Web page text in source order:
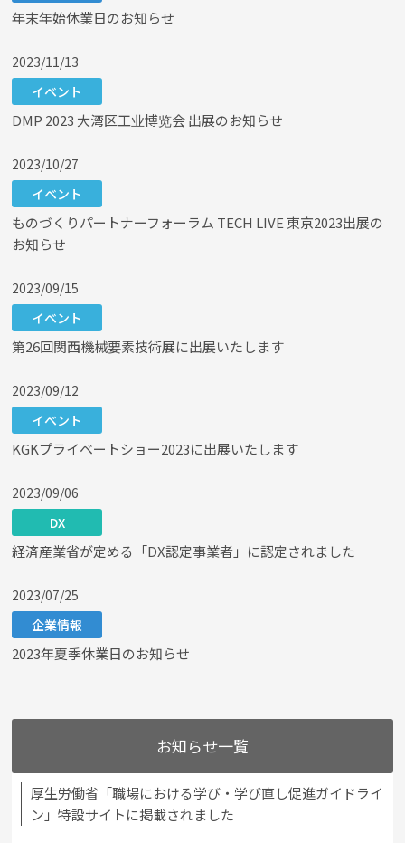
年末年始休業日のお知らせ
2023/11/13
イベント
DMP 2023 大湾区工业博览会 出展のお知らせ
2023/10/27
イベント
ものづくりパートナーフォーラム TECH LIVE 東京2023出展の
お知らせ
2023/09/15
イベント
第26回関西機械要素技術展に出展いたします
2023/09/12
イベント
KGKプライベートショー2023に出展いたします
2023/09/06
DX
経済産業省が定める「DX認定事業者」に認定されました
2023/07/25
企業情報
2023年夏季休業日のお知らせ
お知らせ一覧
厚生労働省「職場における学び・学び直し促進ガイドライ
ン」特設サイトに掲載されました